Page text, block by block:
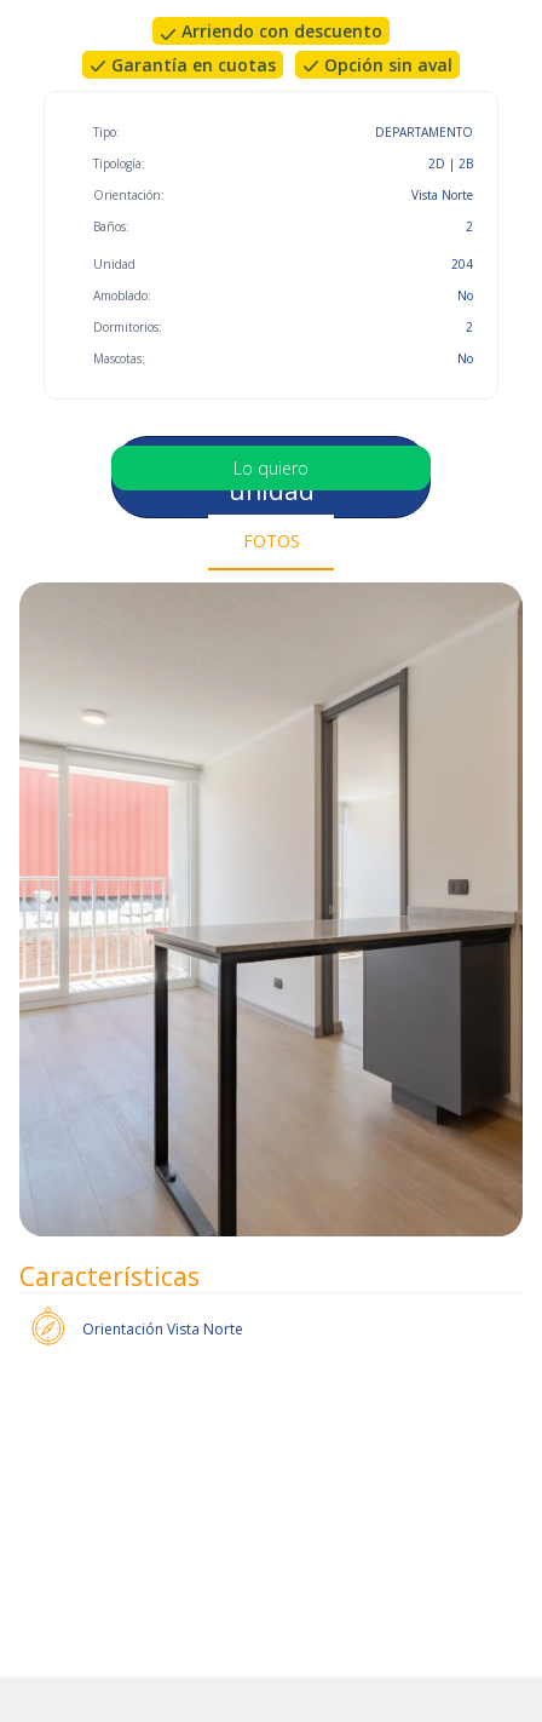
Arriendo con descuento
Garantía en cuotas
Opción sin aval
Tipo:
Tipología:
Orientación:
Baños:
DEPARTAMENTO
2D | 2B
Vista Norte
2
Unidad
Amoblado:
Dormitorios:
Mascotas:
204
No
2
No
Selecciona otra
unidad
Lo quiero
FOTOS
Características
Orientación Vista Norte